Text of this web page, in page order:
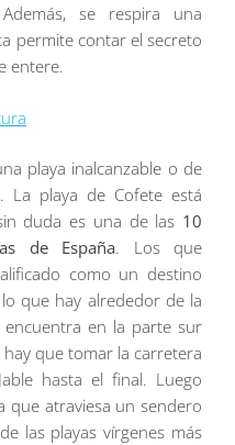
se respira una
permite contar el secreto
entere.
playa inalcanzable o de
La playa de Cofete está
duda es una de las 10
de España. Los que
como un destino
que hay alrededor de la
encuentra en la parte sur
que tomar la carretera
hasta el final. Luego
que atraviesa un sendero
las playas vírgenes más